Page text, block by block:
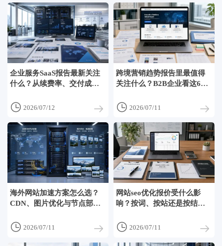
企业服务SaaS报告最新关注
什么？从续费率、交付成本
 2026/07/12
跨境营销趋势报告里最值得
关注什么？B2B企业看这6项
 2026/07/11
海外网站加速方案怎么选？
CDN、图片优化与节点部署
 2026/07/11
网站seo优化报价受什么影
响？按词、按站还是按结果
 2026/07/11